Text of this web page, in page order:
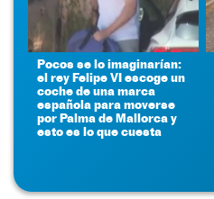
Pocos se lo imaginarían:
el rey Felipe VI escoge un
coche de una marca
española para moverse
por Palma de Mallorca y
esto es lo que cuesta